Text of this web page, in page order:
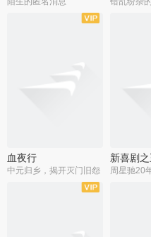
血夜行
中元归乡，揭开灭门旧怨
新喜剧之
周星驰20